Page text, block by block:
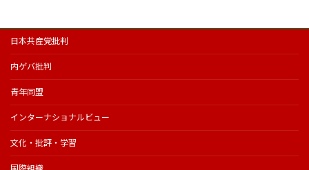
日本共産党批判
内ゲバ批判
青年同盟
インターナショナルビュー
文化・批評・学習